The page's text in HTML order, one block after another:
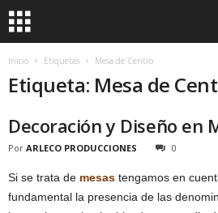
Inicio Etiquetas Mesa de Centro
Etiqueta: Mesa de
Decoración y Diseño en
Por ARLECO PRODUCCIONES 0
Si se trata de mesas tengamos en
fundamental la presencia de las